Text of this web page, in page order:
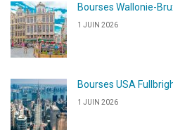
Bourses Wallonie-
1 JUIN 2026
Bourses USA
1 JUIN 2026